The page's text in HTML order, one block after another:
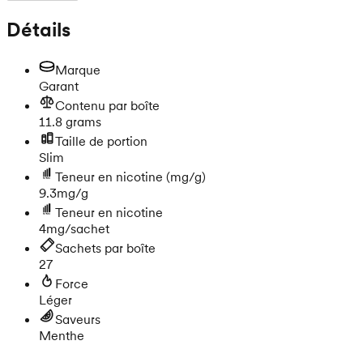
Détails
Marque
Garant
Contenu par boîte
11.8 grams
Taille de portion
Slim
Teneur en nicotine (mg/g)
9.3mg/g
Teneur en nicotine
4mg/sachet
Sachets par boîte
27
Force
Léger
Saveurs
Menthe